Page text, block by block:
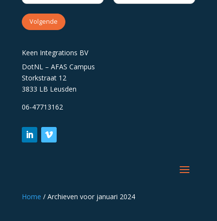
Volgende
Keen Integrations BV
DotNL – AFAS Campus
Storkstraat 12
3833 LB Leusden
06-47713162
Home / Archieven voor januari 2024